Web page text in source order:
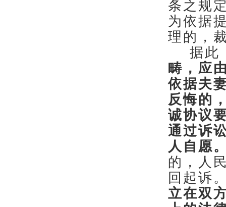
条之规
为依据
理的，
据此
畴，应
依据夫
反悔的
诚协议
通过诉
人自愿
的，人
回起诉
立在双